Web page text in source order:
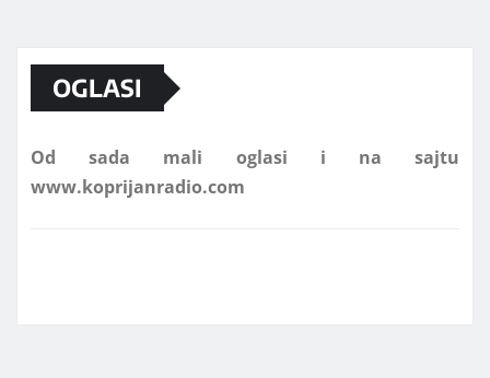
OGLASI
Od sada mali oglasi i na sajtu